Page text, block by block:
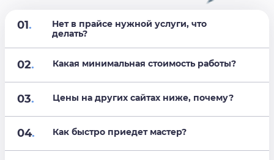
01.
Нет в прайсе нужной услуги, что
делать?
02. Какая минимальная стоимость работы?
03. Цены на других сайтах ниже, почему?
04. Как быстро приедет мастер?